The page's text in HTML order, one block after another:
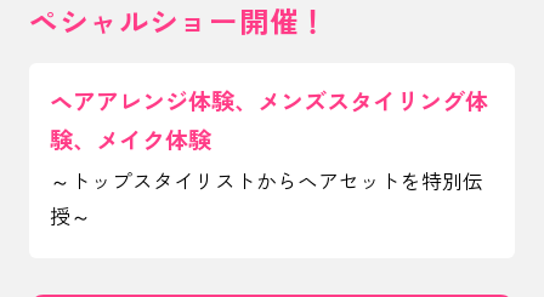
ペシャルショー開催！
ヘアアレンジ体験、メンズスタイリング体
験、メイク体験
～トップスタイリストからヘアセットを特別伝
授～